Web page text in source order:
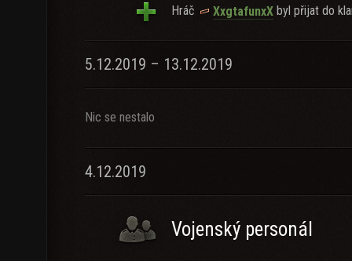
Hráč XxgtafunxX byl přijat do
5.12.2019 – 13.12.2019
Nic se nestalo
4.12.2019
Vojenský personál